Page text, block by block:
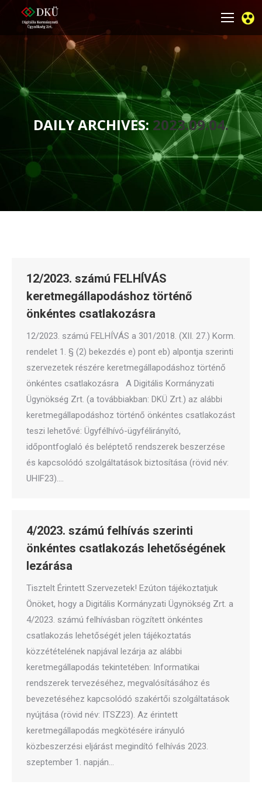
DAILY ARCHIVES: 2023.09.04.
You are here:
12/2023. számú FELHÍVÁS
keretmegállapodáshoz történő
önkéntes csatlakozásra
12/2023. számú FELHÍVÁS a 301/2018. (XII. 27.) Korm.
rendelet 1. § (2) bekezdés e) pont eb) alpontja szerinti
szervezetek részére keretmegállapodáshoz történő
önkéntes csatlakozásra A Digitális Kormányzati
Ügynökség Zrt. (a továbbiakban: DKÜ Zrt.) az alábbi
keretmegállapodáshoz történő önkéntes csatlakozást
teszi lehetővé: Ügyfélhívó-ügyfélirányító,
időpontfoglaló és beléptető rendszerek beszerzése
és kapcsolódó szolgáltatások biztosítása (rövid név:
UHIF23).…
4/2023. számú felhívás szerinti
önkéntes csatlakozás lehetőségének
lezárása
Tisztelt Érintett Szervezetek! Ezúton tájékoztatjuk
Önöket, hogy a Digitális Kormányzati Ügynökség Zrt. a
4/2023. számú felhívásban rögzített önkéntes
csatlakozás lehetőségét jelen tájékoztatás
közzétételének napjával lezárja az alábbi
keretmegállapodás tekintetében: Informatikai
rendszerek tervezéséhez, megvalósításához és
bevezetéséhez kapcsolódó szakértői szolgáltatások
nyújtása (rövid név: ITSZ23). Az érintett
keretmegállapodás megkötésére irányuló
közbeszerzési eljárást megindító felhívás 2023.
szeptember 1. napján…